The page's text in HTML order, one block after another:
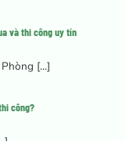
và thi công uy tín
[...]
công?